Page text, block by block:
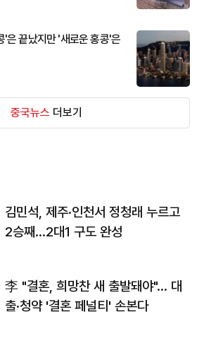
'은 끝났지만 '새로운 홍콩'은
중국뉴스 더보기
김민석, 제주·인천서 정청래 누르고
2승째…2대1 구도 완성
李 "결혼, 희망찬 새 출발돼야"… 대
출·청약 '결혼 페널티' 손본다